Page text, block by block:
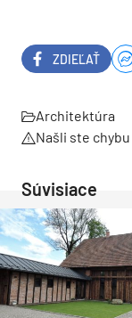
ZDIEĽAŤ
Architektúra
Našli ste
Súvisiace